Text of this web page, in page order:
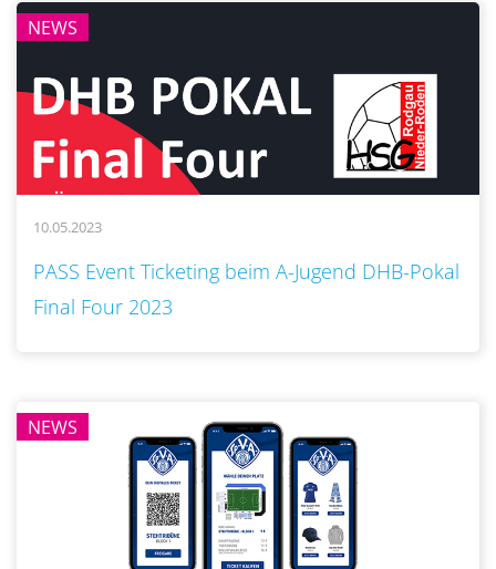
NEWS
10.05.2023
PASS Event Ticketing beim A-Jugend DHB-Pokal
Final Four 2023
NEWS